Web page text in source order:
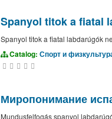
Spanyol titok a fiatal
Spanyol titok a fiatal labdarúgók
Catalog: Спорт и
Миропонимание
Mundusfelfogás spanyol